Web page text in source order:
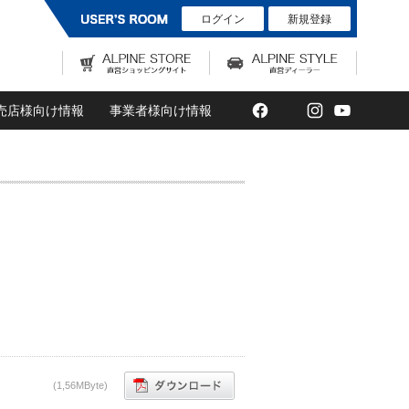
ログイン 新規登録
店様向け情報 事業者様向け情報 Facebook
TwitterInstagram
(1,56MByte)